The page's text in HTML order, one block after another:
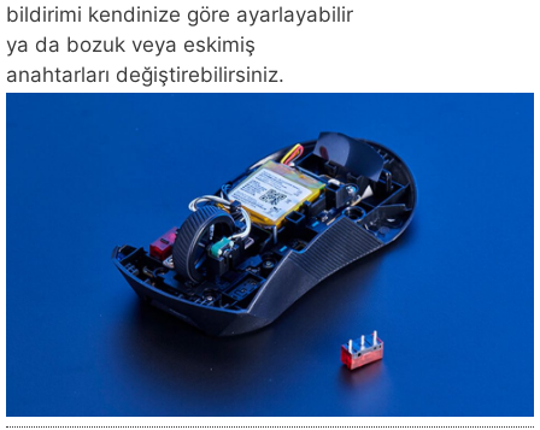
bildirimi kendinize göre ayarlayabilir
ya da bozuk veya eskimiş
anahtarları değiştirebilirsiniz.